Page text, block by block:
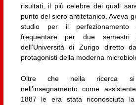
risultati, il più celebre dei quali
punto del siero antitetanico. Aveva
studio per il perfezionamento
frequentare per due semestri
dell’Università di Zurigo diretto
protagonisti della moderna
Oltre che nella ricerca si
nell’insegnamento come
1887 le era stata riconosciuta